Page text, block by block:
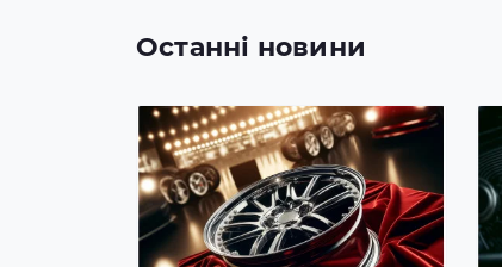
Останні новини